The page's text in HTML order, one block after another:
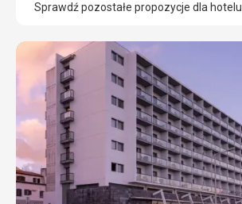
Sprawdź pozostałe propozycje dla hotelu